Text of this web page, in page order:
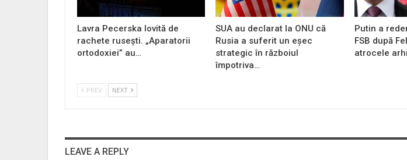
Lavra Pecerska lovită de
rachete rusești. „Aparatorii
ortodoxiei” au…
SUA au declarat la ONU că
Rusia a suferit un eșec
strategic în războiul
împotriva…
Putin a
FSB după
atrocele
PREV NEXT
LEAVE A REPLY